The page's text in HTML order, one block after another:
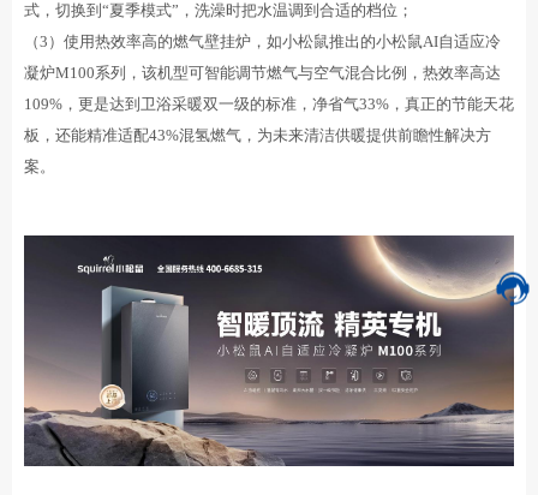
式，切换到“夏季模式”，洗澡时把水温调到合适的档位；
（3）使用热效率高的燃气壁挂炉，如小松鼠推出的小松鼠AI自适应冷
凝炉M100系列，该机型可智能调节燃气与空气混合比例，热效率高达
109%，更是达到卫浴采暖双一级的标准，净省气33%，真正的节能天花
板，还能精准适配43%混氢燃气，为未来清洁供暖提供前瞻性解决方
案。